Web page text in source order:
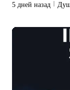
5 дней назад